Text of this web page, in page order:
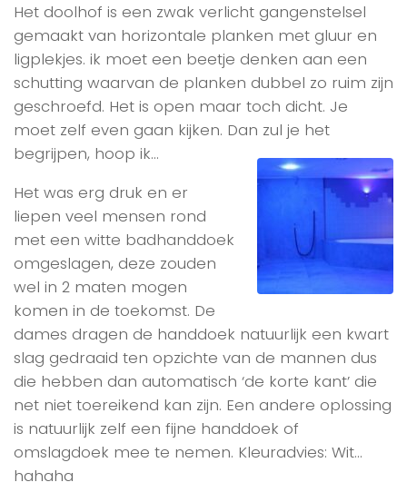
Het doolhof is een zwak verlicht gangenstelsel
gemaakt van horizontale planken met gluur en
ligplekjes. ik moet een beetje denken aan een
schutting waarvan de planken dubbel zo ruim zijn
geschroefd. Het is open maar toch dicht. Je
moet zelf even gaan kijken. Dan zul je het
begrijpen, hoop ik…
Het was erg druk en er
liepen veel mensen rond
met een witte badhanddoek
omgeslagen, deze zouden
wel in 2 maten mogen
komen in de toekomst. De
dames dragen de handdoek natuurlijk een kwart
slag gedraaid ten opzichte van de mannen dus
die hebben dan automatisch ‘de korte kant’ die
net niet toereikend kan zijn. Een andere oplossing
is natuurlijk zelf een fijne handdoek of
omslagdoek mee te nemen. Kleuradvies: Wit…
hahaha